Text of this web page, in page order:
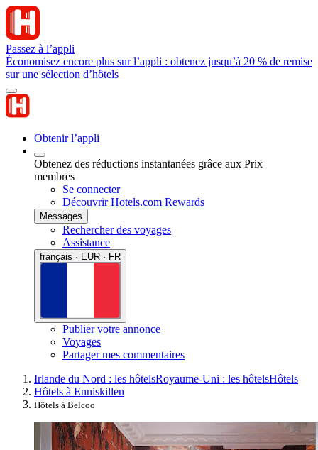
Passez à l’appli
Économisez encore plus sur l’appli : obtenez jusqu’à 20 % de remise
sur une sélection d’hôtels
Obtenir l’appli
Obtenez des réductions instantanées grâce aux Prix
membres
Se connecter
Découvrir Hotels.com Rewards
Messages
Rechercher des voyages
Assistance
français · EUR · FR
Publier votre annonce
Voyages
Partager mes commentaires
Irlande du Nord : les hôtelsRoyaume-Uni : les hôtelsHôtels
Hôtels à Enniskillen
Hôtels à Belcoo